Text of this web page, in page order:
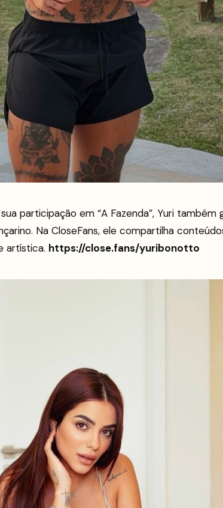
participação em “A Fazenda”, Yuri também
Na CloseFans, ele compartilha
artística. https://close.fans/yuribonotto